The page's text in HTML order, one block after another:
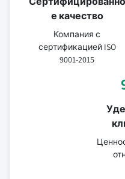
е качество
Компания с
сертификацией ISO
9001-2015